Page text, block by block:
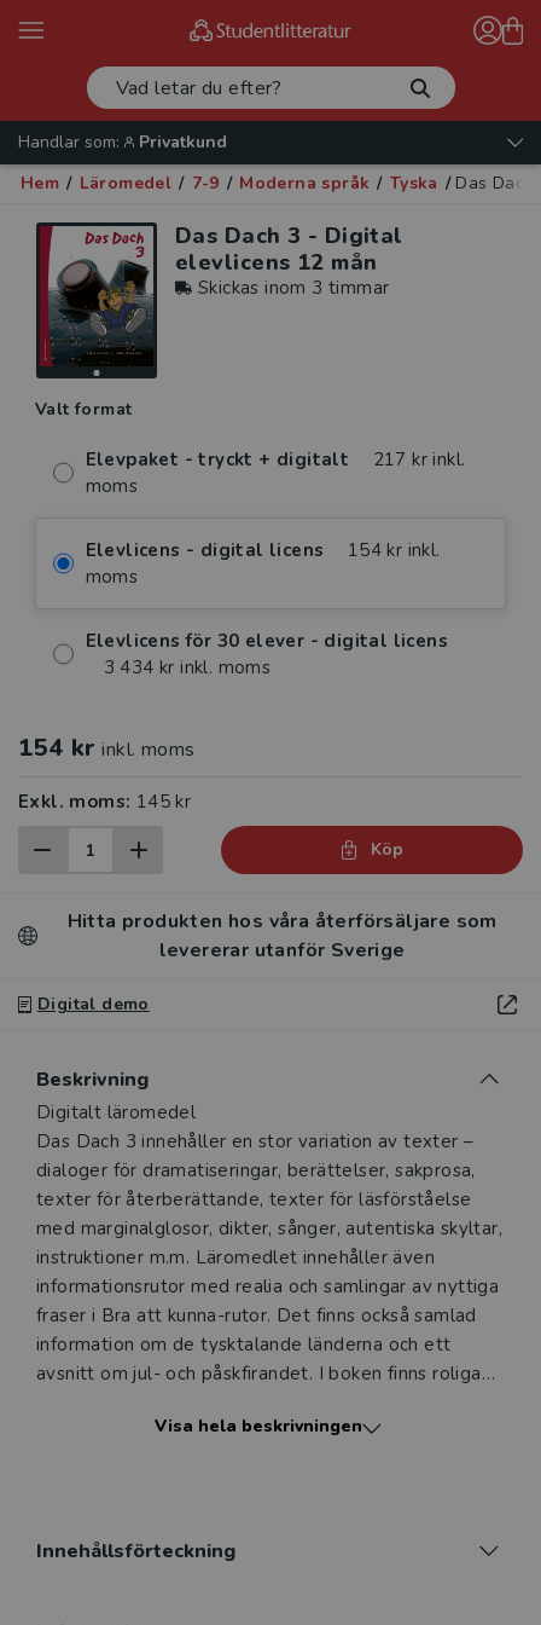
Handlar som:
Privatkund
Hem / Läromedel / 7-9 / Moderna språk / Tyska / Das
Das Dach 3 - Digital
elevlicens 12 mån
Skickas inom 3 timmar
Valt format
Elevpaket - tryckt + digitalt
217 kr inkl.
moms
Elevlicens - digital licens
154 kr inkl.
moms
Elevlicens för 30 elever - digital licens
3 434 kr inkl. moms
154 kr inkl. moms
Exkl. moms: 145 kr
Köp
Hitta produkten hos våra återförsäljare som
levererar utanför Sverige
Digital demo
Beskrivning
Beskrivning
Digitalt läromedel
Das Dach 3 innehåller en stor variation av texter –
dialoger för dramatiseringar, berättelser, sakprosa,
texter för återberättande, texter för läsförståelse
med marginalglosor, dikter, sånger, autentiska skyltar,
instruktioner m.m. Läromedlet innehåller även
informationsrutor med realia och samlingar av nyttiga
fraser i Bra att kunna-rutor. Det finns också samlad
information om de tysktalande länderna och ett
avsnitt om jul- och påskfirandet. I boken finns roliga
illustrerad minigrammatik. Das Dach 3 elevlicens säljs
I elevlicensen ingår en digital version av elevboken.
Visa hela beskrivningen
Innehållsförteckning